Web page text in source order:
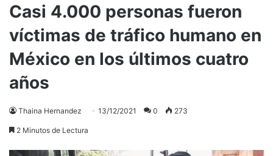
Casi 4.000 personas fueron
víctimas de tráfico humano en
México en los últimos cuatro
años
Thaina Hernandez 13/12/2021 0 273
2 Minutos de Lectura